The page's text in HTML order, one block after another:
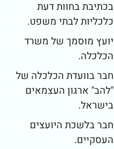
בכתיבת בחוות דעת
כלכליות לבתי משפט.
יועץ מוסמך של משרד
הכלכלה.
חבר בוועדת הכלכלה של
"להב" ארגון העצמאים
בישראל.
חבר בלשכת היועצים
העסקיים.